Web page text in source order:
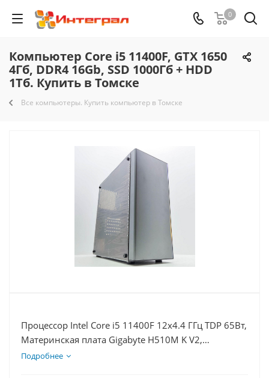
0
Компьютер Core i5 11400F, GTX 1650
4Гб, DDR4 16Gb, SSD 1000Гб + HDD
1Тб. Купить в Томске
Все компьютеры. Купить компьютер в Томске
Процессор Intel Core i5 11400F 12x4.4 ГГц TDP 65Вт,
Материнская плата Gigabyte H510M K V2,
Видеокарта GTX 1650 4Гб, Память DDR4 16Gb,
Подробнее